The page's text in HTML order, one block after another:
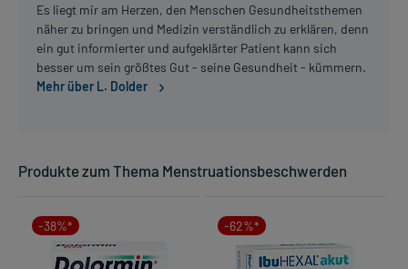
Es liegt mir am Herzen, den Menschen Gesundheitsthemen
näher zu bringen und Medizin verständlich zu erklären, denn
ein gut informierter und aufgeklärter Patient kann sich
besser um sein größtes Gut - seine Gesundheit - kümmern.
Mehr über L. Dolder
Produkte zum Thema Menstruationsbeschwerden
-38%* -62%*